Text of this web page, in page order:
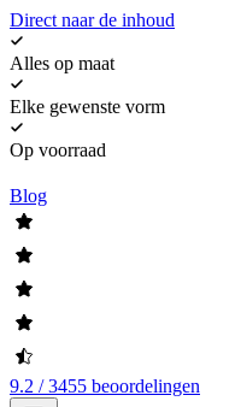
Direct naar de inhoud
Alles op maat
Elke gewenste vorm
Op voorraad
Blog
9.2 / 3455 beoordelingen